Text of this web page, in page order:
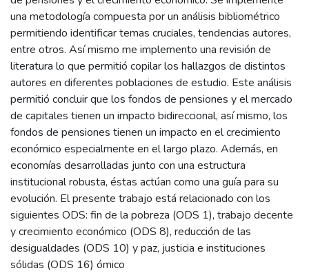
una metodología compuesta por un análisis bibliométrico
permitiendo identificar temas cruciales, tendencias autores,
entre otros. Así mismo me implemento una revisión de
literatura lo que permitió copilar los hallazgos de distintos
autores en diferentes poblaciones de estudio. Este análisis
permitió concluir que los fondos de pensiones y el mercado
de capitales tienen un impacto bidireccional, así mismo, los
fondos de pensiones tienen un impacto en el crecimiento
económico especialmente en el largo plazo. Además, en
economías desarrolladas junto con una estructura
institucional robusta, éstas actúan como una guía para su
evolución. El presente trabajo está relacionado con los
siguientes ODS: fin de la pobreza (ODS 1), trabajo decente
y crecimiento económico (ODS 8), reducción de las
desigualdades (ODS 10) y paz, justicia e instituciones
sólidas (ODS 16) ómico